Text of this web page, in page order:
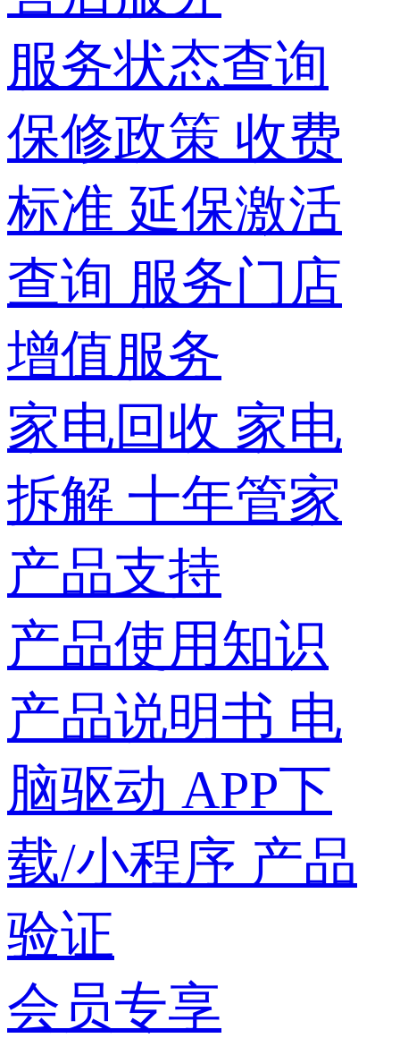
服务状态查询
保修政策 收费
标准 延保激活
查询 服务门店
增值服务
家电回收 家电
拆解 十年管家
产品支持
产品使用知识
产品说明书 电
脑驱动 APP下
载/小程序 产品
验证
会员专享